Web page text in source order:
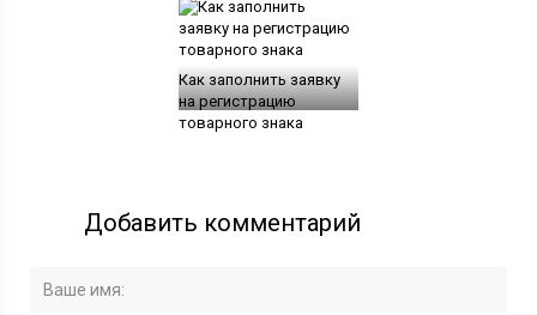
Как заполнить заявку
на регистрацию
товарного знака
Добавить комментарий